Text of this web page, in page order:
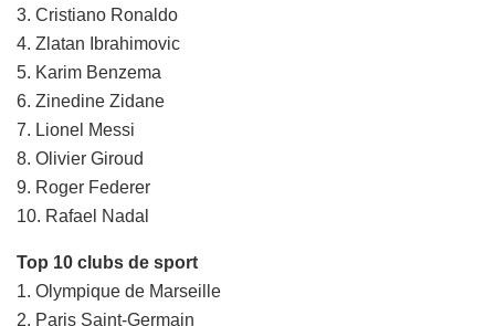
3. Cristiano Ronaldo
4. Zlatan Ibrahimovic
5. Karim Benzema
6. Zinedine Zidane
7. Lionel Messi
8. Olivier Giroud
9. Roger Federer
10. Rafael Nadal
Top 10 clubs de sport
1. Olympique de Marseille
2. Paris Saint-Germain